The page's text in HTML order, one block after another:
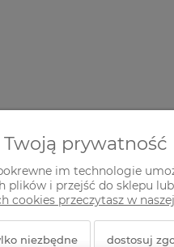
Wszelkie prawa
prywatność
im technologie
plików i przejść do sklepu
cookies przeczytasz w
niezbędne dostosuj